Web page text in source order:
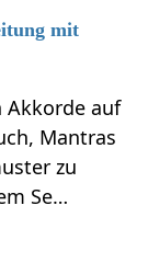
mit
Akkorde auf
Mantras
zu
Se…